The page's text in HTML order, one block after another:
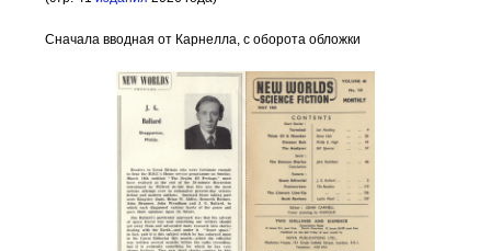
Сначала вводная от Карнелла, с оборота обложки